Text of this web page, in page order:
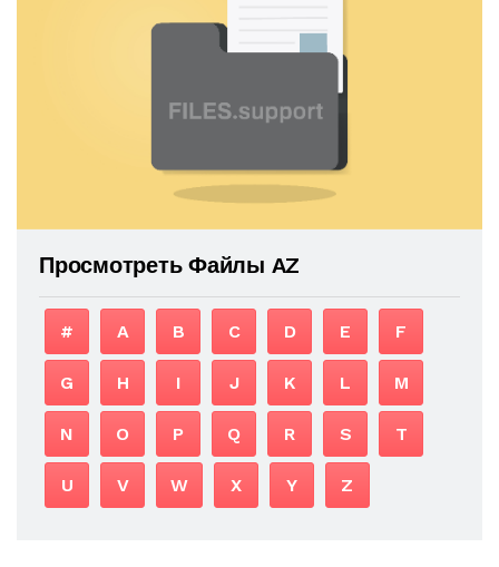
Просмотреть Файлы AZ
# A B C D E F
G H I J K L M
N O P Q R S T
U V W X Y Z